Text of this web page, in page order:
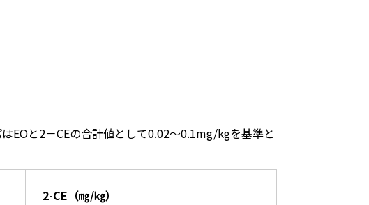
EOと2－CEの合計値として0.02～0.1mg/kgを基準と
2-CE（㎎/㎏）